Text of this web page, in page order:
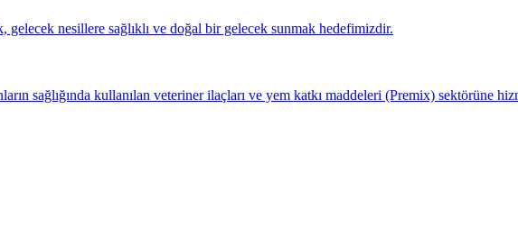
gelecek nesillere sağlıklı ve doğal bir gelecek sunmak hedefimizdir.
sağlığında kullanılan veteriner ilaçları ve yem katkı maddeleri (Premix) sektörüne